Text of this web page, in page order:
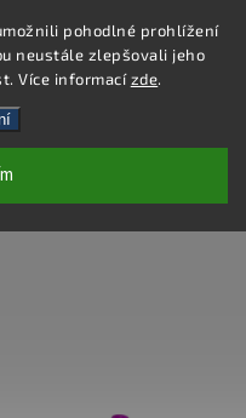
pohodlné prohlížení
neustále zlepšovali jeho
Více informacízde.
Hledat
- FIALOVÁ -